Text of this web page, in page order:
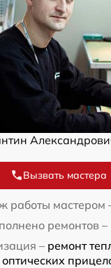
Вызвать мастера
работы мастером
ремонтов –
– ремонт
оптических